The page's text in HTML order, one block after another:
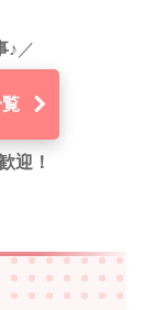
♪ ／
迎！